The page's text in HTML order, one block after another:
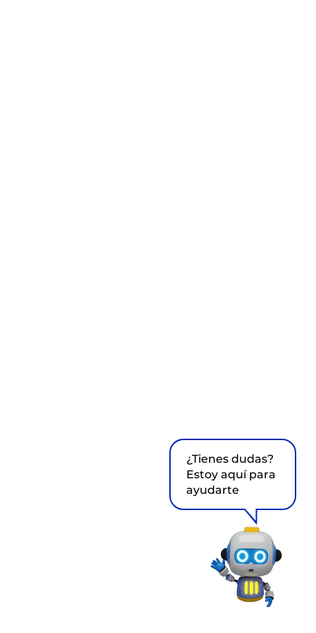
¿Tienes dudas?
Estoy aquí para
ayudarte